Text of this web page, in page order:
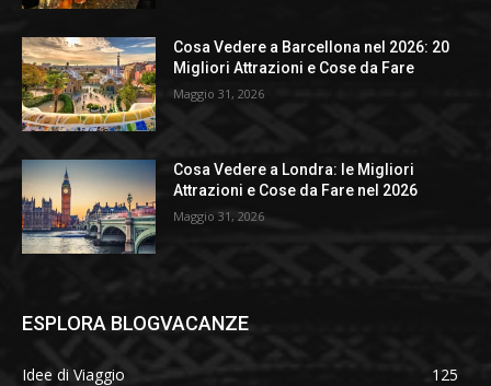
Cosa Vedere a Barcellona nel 2026: 20
Migliori Attrazioni e Cose da Fare
Maggio 31, 2026
Cosa Vedere a Londra: le Migliori
Attrazioni e Cose da Fare nel 2026
Maggio 31, 2026
ESPLORA BLOGVACANZE
Idee di Viaggio
125